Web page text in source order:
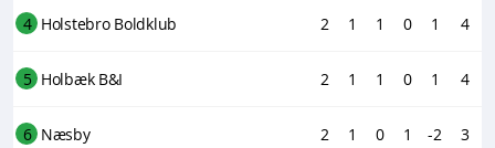
4 Holstebro Boldklub 2 1 1 0 1 4
5 Holbæk B&I 2 1 1 0 1 4
6 Næsby 2 1 0 1 -2 3